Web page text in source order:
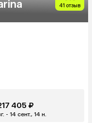
41 отзыв
405 ₽
- 14 сент., 14 н.